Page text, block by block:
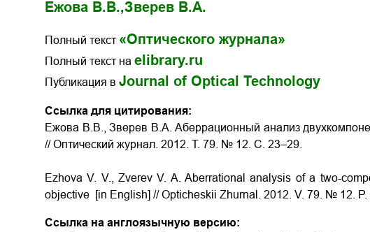
Ежова В.В.,Зверев В.А.
Полный текст «Оптического журнала»
Полный текст на elibrary.ru
Публикация в Journal of Optical Technology
Ссылка для цитирования:
Ежова В.В., Зверев В.А. Аберрационный анализ
// Оптический журнал. 2012. Т. 79. № 12. С. 23–29.
Ezhova V. V., Zverev V. A. Aberrational analysis of a two-
objective [in English] // Opticheskii Zhurnal. 2012. V. 79. № 12. P.
Ссылка на англоязычную версию: